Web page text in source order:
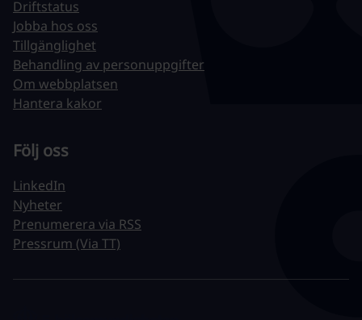
Driftstatus
Jobba hos oss
Tillgänglighet
Behandling av personuppgifter
Om webbplatsen
Hantera kakor
Följ oss
LinkedIn
Nyheter
Prenumerera via RSS
Pressrum (Via TT)